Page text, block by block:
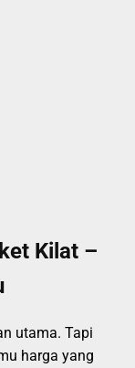
Kilat –
utama. Tapi
harga yang